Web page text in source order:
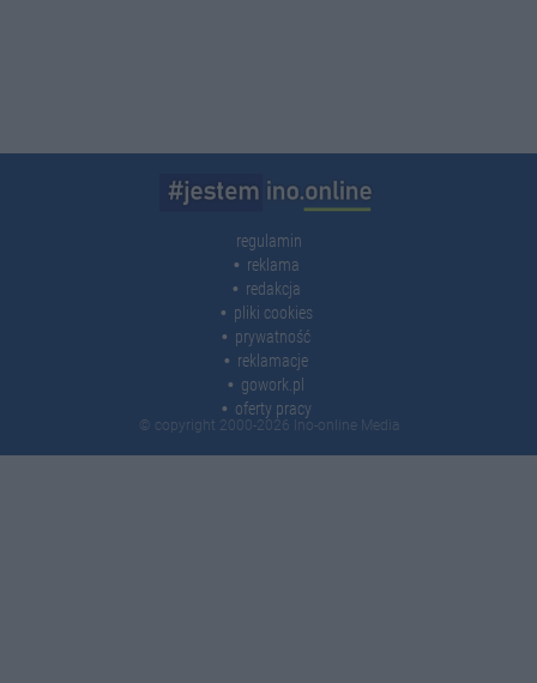
regulamin
reklama
redakcja
pliki cookies
prywatność
reklamacje
gowork.pl
oferty pracy
© copyright 2000-2026 Ino-online Media